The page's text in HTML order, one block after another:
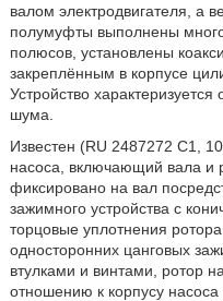
валом электродвигателя, а
полумуфты выполнены
полюсов, установлены
закреплённым в корпусе
Устройство
шума.
Известен (RU 2487272 C1,
насоса, включающий вала и
фиксировано на вал
зажимного устройства с
торцовые уплотнения
односторонних цанговых
втулками и винтами, ротор
отношению к корпусу